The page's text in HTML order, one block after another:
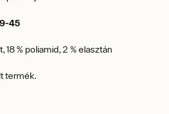
45
18 % poliamid, 2 % elasztán
termék.